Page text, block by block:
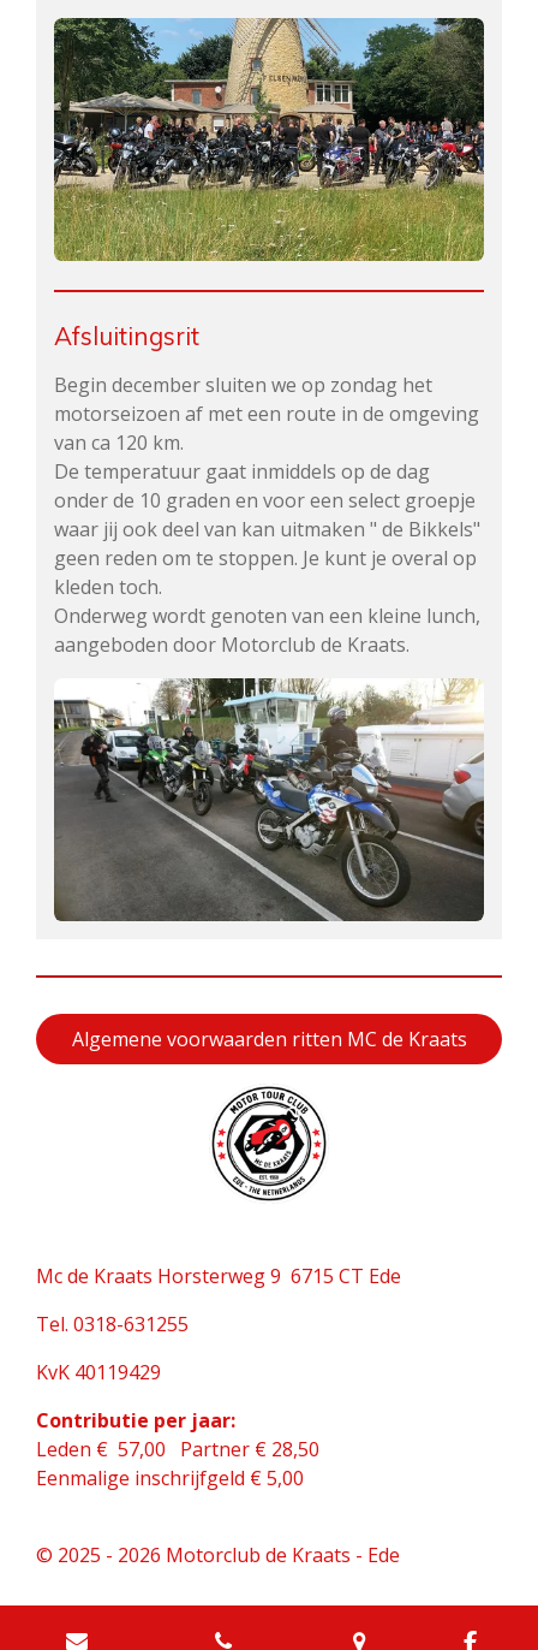
Afsluitingsrit
Begin december sluiten we op zondag het
motorseizoen af met een route in de omgeving
van ca 120 km.
De temperatuur gaat inmiddels op de dag
onder de 10 graden en voor een select groepje
waar jij ook deel van kan uitmaken " de Bikkels"
geen reden om te stoppen. Je kunt je overal op
kleden toch.
Onderweg wordt genoten van een kleine lunch,
aangeboden door Motorclub de Kraats.
Algemene voorwaarden ritten MC de Kraats
Mc de Kraats Horsterweg 9 6715 CT Ede
Tel. 0318-631255
KvK 40119429
Contributie per jaar:
Leden € 57,00 Partner € 28,50
Eenmalige inschrijfgeld € 5,00
© 2025 - 2026 Motorclub de Kraats - Ede